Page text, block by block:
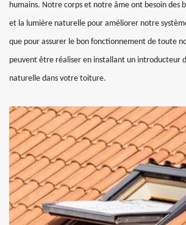
humains. Notre corps et notre âme ont besoin des
et la lumière naturelle pour améliorer notre
que pour assurer le bon fonctionnement de toute
peuvent être réaliser en installant un introducteur
naturelle dans votre toiture.